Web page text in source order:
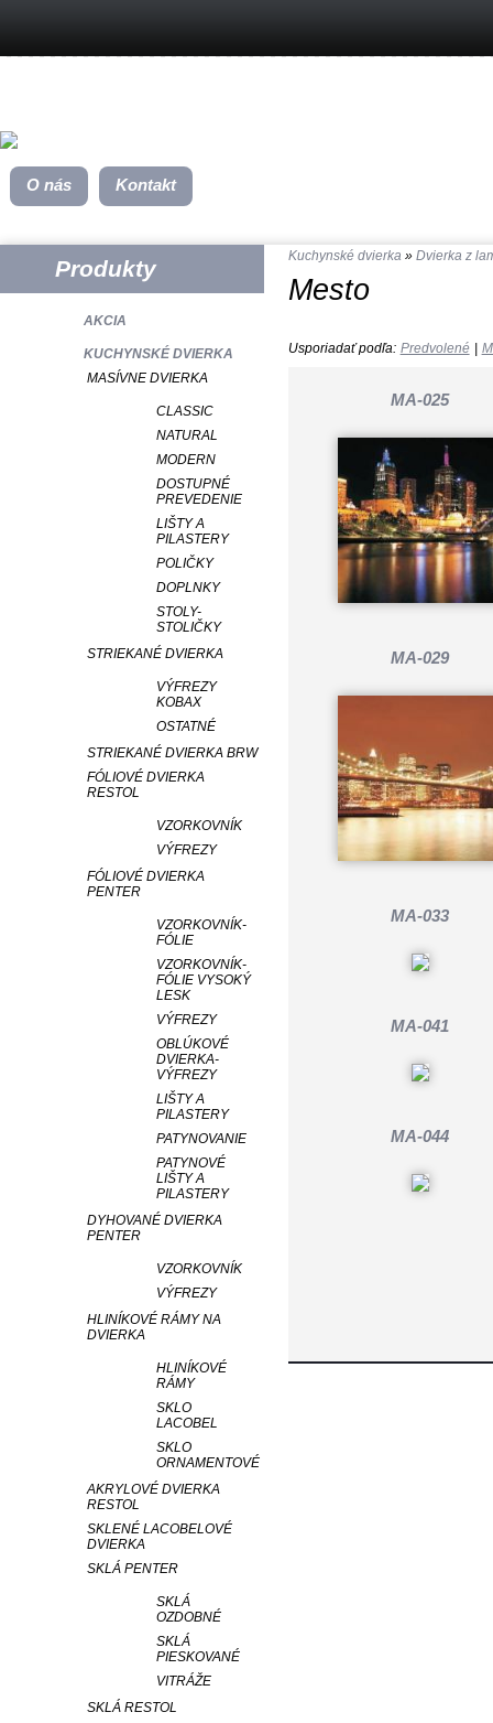
O nás Kontakt
Produkty
AKCIA
KUCHYNSKÉ DVIERKA
MASÍVNE DVIERKA
CLASSIC
NATURAL
MODERN
DOSTUPNÉ
PREVEDENIE
LIŠTY A
PILASTERY
POLIČKY
DOPLNKY
STOLY-
STOLIČKY
STRIEKANÉ DVIERKA
VÝFREZY
KOBAX
OSTATNÉ
STRIEKANÉ DVIERKA BRW
FÓLIOVÉ DVIERKA
RESTOL
VZORKOVNÍK
VÝFREZY
FÓLIOVÉ DVIERKA
PENTER
VZORKOVNÍK-
FÓLIE
VZORKOVNÍK-
FÓLIE VYSOKÝ
LESK
VÝFREZY
OBLÚKOVÉ
DVIERKA-
VÝFREZY
LIŠTY A
PILASTERY
PATYNOVANIE
PATYNOVÉ
LIŠTY A
PILASTERY
DYHOVANÉ DVIERKA
PENTER
VZORKOVNÍK
VÝFREZY
HLINÍKOVÉ RÁMY NA
DVIERKA
HLINÍKOVÉ
RÁMY
SKLO
LACOBEL
SKLO
ORNAMENTOVÉ
AKRYLOVÉ DVIERKA
RESTOL
SKLENÉ LACOBELOVÉ
DVIERKA
SKLÁ PENTER
SKLÁ
OZDOBNÉ
SKLÁ
PIESKOVANÉ
VITRÁŽE
SKLÁ RESTOL
Mesto
Kuchynské dvierka » Dvierka z
Usporiadať podľa: Predvolené
MA-025
MA-029
MA-033
MA-041
MA-044